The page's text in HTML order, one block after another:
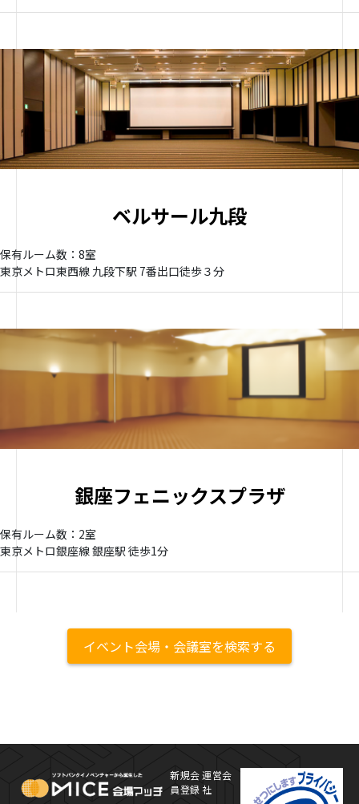
ベルサール九段
保有ルーム数：8室
東京メトロ東西線 九段下駅 7番出口徒歩３分
銀座フェニックスプラザ
保有ルーム数：2室
東京メトロ銀座線 銀座駅 徒歩1分
イベント会場・会議室を検索する
MICE Platform
新規会
員登録
運営会
社